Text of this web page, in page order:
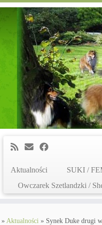
Aktualności SUKI /
Owczarek Szetlandzki /
» Aktualności » Synek Duke drugi